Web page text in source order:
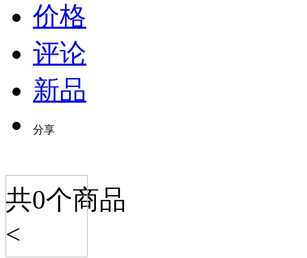
价格
评论
新品
分享
共0个商品
<